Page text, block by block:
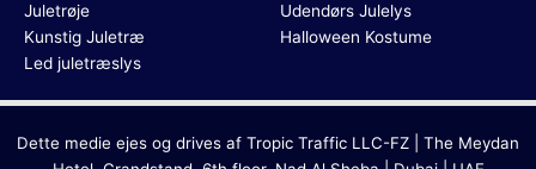
Juletrøje
Kunstig Juletræ
Led juletræslys
Udendørs Julelys
Halloween Kostume
Dette medie ejes og drives af Tropic Traffic LLC-FZ | The Meydan